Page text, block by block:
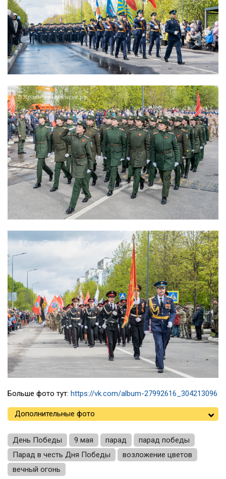
Больше фото тут: https://vk.com/album-27992616_304213096
Дополнительные фото
День Победы 9 мая парад
парад победы
Парад в честь Дня Победы
возложение цветов
вечный огонь